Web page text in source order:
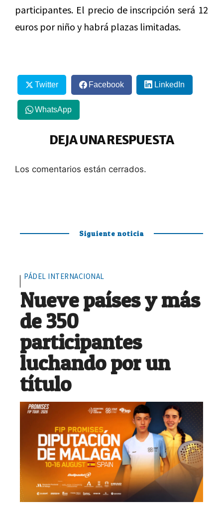
participantes. El precio de inscripción será 12
euros por niño y habrá plazas limitadas.
Twitter Facebook LinkedIn
WhatsApp
DEJA UNA RESPUESTA
Los comentarios están cerrados.
Siguiente noticia
PÁDEL INTERNACIONAL
Nueve países y más
de 350
participantes
luchando por un
título